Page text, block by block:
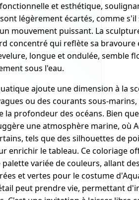
et esthétique,
légèrement écartés, comme
mouvement puissant. La
concentré qui reflète sa bravoure
longue et ondulée, semble
sous l'eau.
ajoute une dimension à la
ou des courants sous-
profondeur des océans. Bien
une atmosphère marine, où
tels que des silhouettes de
enrichir le tableau. Ce coloriage
variée de couleurs, allant
et vertes pour le costume
peut prendre vie, permettant